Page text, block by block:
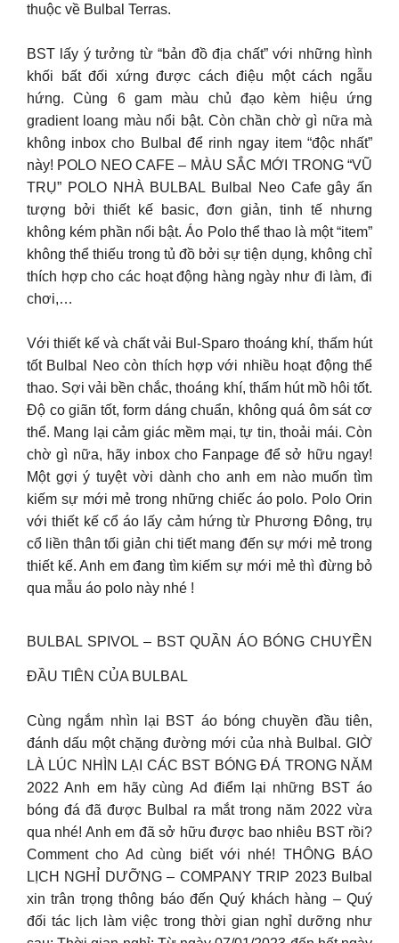
thuộc về Bulbal Terras.
BST lấy ý tưởng từ “bản đồ địa chất” với những hình
khối bất đối xứng được cách điệu một cách ngẫu
hứng. Cùng 6 gam màu chủ đạo kèm hiệu ứng
gradient loang màu nổi bật. Còn chần chờ gì nữa mà
không inbox cho Bulbal để rinh ngay item “độc nhất”
này! POLO NEO CAFE – MÀU SẮC MỚI TRONG “VŨ
TRỤ” POLO NHÀ BULBAL Bulbal Neo Cafe gây ấn
tượng bởi thiết kế basic, đơn giản, tinh tế nhưng
không kém phần nổi bật. Áo Polo thể thao là một “item”
không thể thiếu trong tủ đồ bởi sự tiện dụng, không chỉ
thích hợp cho các hoạt động hàng ngày như đi làm, đi
chơi,…
Với thiết kế và chất vải Bul-Sparo thoáng khí, thấm hút
tốt Bulbal Neo còn thích hợp với nhiều hoạt động thể
thao. Sợi vải bền chắc, thoáng khí, thấm hút mồ hôi tốt.
Độ co giãn tốt, form dáng chuẩn, không quá ôm sát cơ
thể. Mang lại cảm giác mềm mại, tự tin, thoải mái. Còn
chờ gì nữa, hãy inbox cho Fanpage để sở hữu ngay!
Một gợi ý tuyệt vời dành cho anh em nào muốn tìm
kiếm sự mới mẻ trong những chiếc áo polo. Polo Orin
với thiết kế cổ áo lấy cảm hứng từ Phương Đông, trụ
cổ liền thân tối giản chi tiết mang đến sự mới mẻ trong
thiết kế. Anh em đang tìm kiếm sự mới mẻ thì đừng bỏ
qua mẫu áo polo này nhé !
BULBAL SPIVOL – BST QUẦN ÁO BÓNG CHUYỀN
ĐẦU TIÊN CỦA BULBAL
Cùng ngắm nhìn lại BST áo bóng chuyền đầu tiên,
đánh dấu một chặng đường mới của nhà Bulbal. GIỜ
LÀ LÚC NHÌN LẠI CÁC BST BÓNG ĐÁ TRONG NĂM
2022 Anh em hãy cùng Ad điểm lại những BST áo
bóng đá đã được Bulbal ra mắt trong năm 2022 vừa
qua nhé! Anh em đã sở hữu được bao nhiêu BST rồi?
Comment cho Ad cùng biết với nhé! THÔNG BÁO
LỊCH NGHỈ DƯỠNG – COMPANY TRIP 2023 Bulbal
xin trân trọng thông báo đến Quý khách hàng – Quý
đối tác lịch làm việc trong thời gian nghỉ dưỡng như